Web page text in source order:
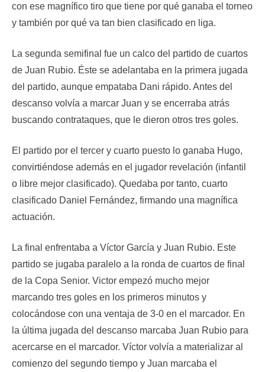
con ese magnífico tiro que tiene por qué ganaba el torneo
y también por qué va tan bien clasificado en liga.
La segunda semifinal fue un calco del partido de cuartos
de Juan Rubio. Éste se adelantaba en la primera jugada
del partido, aunque empataba Dani rápido. Antes del
descanso volvía a marcar Juan y se encerraba atrás
buscando contrataques, que le dieron otros tres goles.
El partido por el tercer y cuarto puesto lo ganaba Hugo,
convirtiéndose además en el jugador revelación (infantil
o libre mejor clasificado). Quedaba por tanto, cuarto
clasificado Daniel Fernández, firmando una magnífica
actuación.
La final enfrentaba a Víctor García y Juan Rubio. Este
partido se jugaba paralelo a la ronda de cuartos de final
de la Copa Senior. Victor empezó mucho mejor
marcando tres goles en los primeros minutos y
colocándose con una ventaja de 3-0 en el marcador. En
la última jugada del descanso marcaba Juan Rubio para
acercarse en el marcador. Víctor volvía a materializar al
comienzo del segundo tiempo y Juan marcaba el